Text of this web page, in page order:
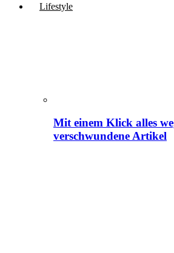
Lifestyle
Mit einem Klick alles
verschwundene Artikel